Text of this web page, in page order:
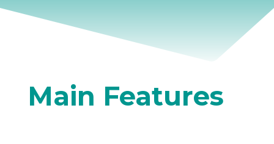
Main Features